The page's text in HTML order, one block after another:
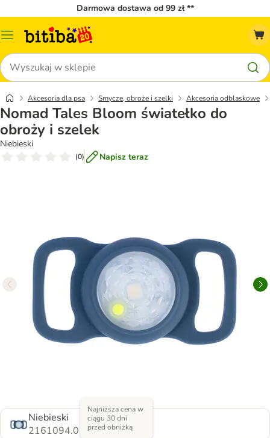
Darmowa dostawa od 99 zł **
Menu
Szukaj
Akcesoria dla psa Smycze, obroże i szelki Akcesoria odblaskowe
Nomad Tales Bloom światełko do
obroży i szelek
Niebieski
(0) Napisz teraz
Niebieski
2161094.0
Najniższa cena w
ciągu 30 dni
przed obniżką